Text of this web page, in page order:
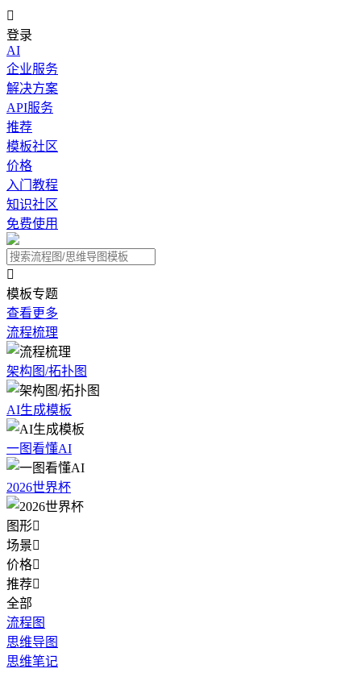

登录
AI
企业服务
解决方案
API服务
推荐
模板社区
价格
入门教程
知识社区
免费使用

模板专题
查看更多
流程梳理
架构图/拓扑图
AI生成模板
一图看懂AI
2026世界杯
图形
场景
价格
推荐
全部
流程图
思维导图
思维笔记